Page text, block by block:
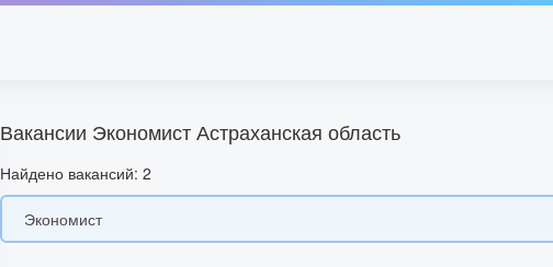
Вакансии Экономист Астраханская область
Найдено вакансий: 2